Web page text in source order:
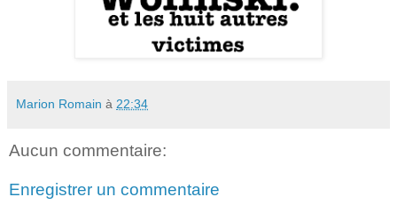
Marion Romain à 22:34
Aucun commentaire:
Enregistrer un commentaire